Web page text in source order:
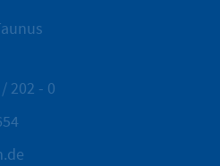
202 - 0